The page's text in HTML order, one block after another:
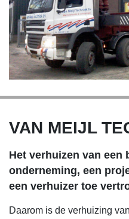
VAN MEIJL
Het verhuizen van een
onderneming, een
een verhuizer toe
Daarom is de verhuizing